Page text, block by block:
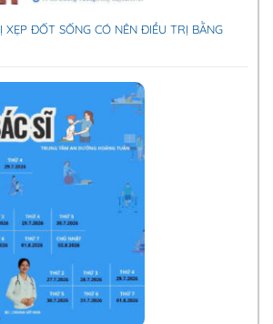
XẸP ĐỐT SỐNG CÓ NÊN ĐIỀU TRỊ BẰNG